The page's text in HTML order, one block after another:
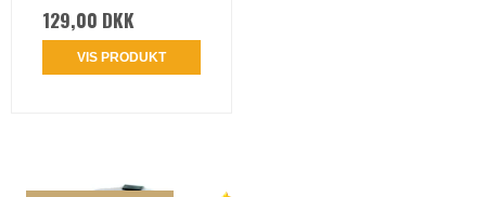
129,00 DKK
VIS PRODUKT